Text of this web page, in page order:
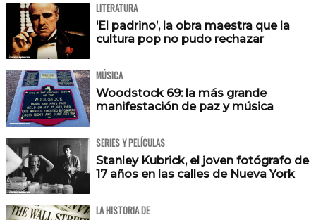
LITERATURA
‘El padrino’, la obra maestra que la
cultura pop no pudo rechazar
MÚSICA
Woodstock 69: la más grande
manifestación de paz y música
SERIES Y PELÍCULAS
Stanley Kubrick, el joven fotógrafo de
17 años en las calles de Nueva York
LA HISTORIA DE